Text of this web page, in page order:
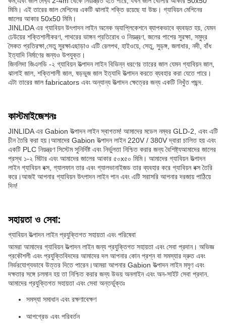
মিমি। এই তারের জাল মেশিনের একটি ঝালাই শক্তি রয়েছে যা উচ্চ। গ্যাবিয়ন মেশিনের
জালের আকার 50x50 মিমি।
JINLIDA এর গ্যাবিয়ন উৎপাদন লাইন অনেক অ্যাপ্লিকেশনে ব্যাপকভাবে ব্যবহৃত হয়, যেমন
ঢেউয়ের শক্তিশালীকরণ, পাথরের ভাঙ্গন প্রতিরোধ ও নিয়ন্ত্রণ, জলের পাশের সুরক্ষা, সমুদ্র
সৈকত প্রতিরক্ষা,সেতু সুরক্ষাএছাড়াও এটি রেলপথ, হাইওয়ে, সেতু, সুড়ঙ্গ, জলাধার, নদী, বাঁধ
ইত্যাদি নির্মাণের জন্যও উপযুক্ত।
জিনলিদা জিএলডি -২ গ্যাবিয়ন উত্পাদন লাইন বিভিন্ন ধরণের তারের জাল যেমন গ্যাবিয়ন জাল,
ঝালাই জাল, শক্তিশালী জাল, ষড়ভুজ জাল ইত্যাদি উত্পাদন করতে ব্যবহার করা যেতে পারে।
এটা তারের জাল fabricators এবং অন্যান্য উত্পাদন ক্ষেত্রের জন্য একটি নিখুঁত পছন্দ.
কাস্টমাইজেশনঃ
JINLIDA এর Gabion উত্পাদন লাইন স্বাগতম! আমাদের মডেল নম্বর GLD-2, এবং এটি
চীন তৈরি করা হয়।আমাদের Gabion উত্পাদন লাইন 220V / 380V দ্বারা চালিত হয় এবং
একটি PLC নিয়ন্ত্রণ সিস্টেম সুনির্দিষ্ট এবং নির্ভুলতা নিশ্চিত করার জন্য বৈশিষ্ট্যআমাদের জালের
প্রস্থ ১-২ মিটার এবং আমাদের জালের আকার ৫০x৫০ মিমি। আমাদের গ্যাবিয়ন উত্পাদন
লাইন গ্যাবিয়ন বক্স, গ্যালফান তার এবং গ্যালভানাইজড তার ব্যবহার করে গ্যাবিয়ন বক্স তৈরি
করে।আজই আপনার গ্যাবিয়ন উৎপাদন লাইন পান এবং এটি সরাসরি আপনার দরজায় পাঠিয়ে
দিন!
সহায়তা ও সেবা:
গ্যাবিয়ন উত্পাদন লাইন প্রযুক্তিগত সহায়তা এবং পরিষেবা
আমরা আমাদের গ্যাবিয়ন উত্পাদন লাইন জন্য প্রযুক্তিগত সহায়তা এবং সেবা প্রদান। অভিজ্ঞ
প্রকৌশলী এবং প্রযুক্তিবিদদের আমাদের দল আপনার কোন প্রশ্ন বা সমস্যার দ্রুত এবং
নির্ভরযোগ্যভাবে উত্তর দিতে পারেন।আমরা আপনার Gabion উত্পাদন লাইন মসৃণ এবং
দক্ষতার সঙ্গে চলমান হয় তা নিশ্চিত করার জন্য উভয় অনলাইন এবং অন-সাইট সেবা প্রদান.
আমাদের প্রযুক্তিগত সহায়তা এবং সেবা অন্তর্ভুক্তঃ
সমস্যা সমাধান এবং রক্ষণাবেক্ষণ
আপগ্রেড এবং পরিবর্তন